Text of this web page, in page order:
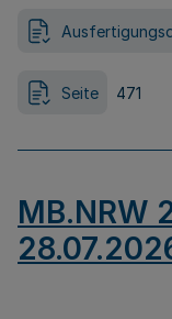
Seite 471
MB.NRW